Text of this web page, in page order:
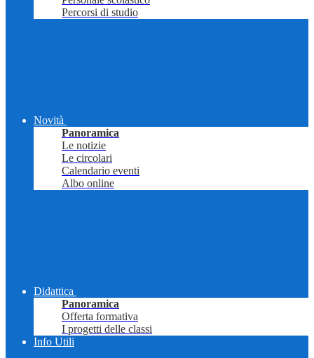
Percorsi di studio
Novità
Panoramica
Le notizie
Le circolari
Calendario eventi
Albo online
Didattica
Panoramica
Offerta formativa
I progetti delle classi
Info Utili